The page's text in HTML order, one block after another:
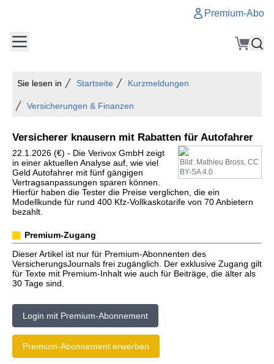
Premium-Abo
Sie lesen in Startseite Kurzmeldungen
Versicherungen & Finanzen
Versicherer knausern mit Rabatten für Autofahrer
Bild: Mathieu Bross, CC
BY-SA 4.0
22.1.2026 (€) - Die Verivox GmbH zeigt
in einer aktuellen Analyse auf, wie viel
Geld Autofahrer mit fünf gängigen
Vertragsanpassungen sparen können.
Hierfür haben die Tester die Preise verglichen, die ein
Modellkunde für rund 400 Kfz-Vollkaskotarife von 70 Anbietern
bezahlt.
Premium-Zugang
Dieser Artikel ist nur für Premium-Abonnenten des
VersicherungsJournals frei zugänglich. Der exklusive Zugang gilt
für Texte mit Premium-Inhalt wie auch für Beiträge, die älter als
30 Tage sind.
Login mit Premium-Abonnement
Premium-Abonnement erwerben